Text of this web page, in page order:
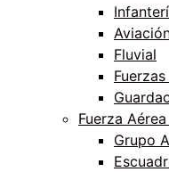
Fluvial
Fuerza
Grupo